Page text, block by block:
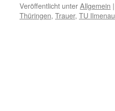
Veröffentlicht unterAllgemein |
Thüringen, Trauer, TU Ilmenau